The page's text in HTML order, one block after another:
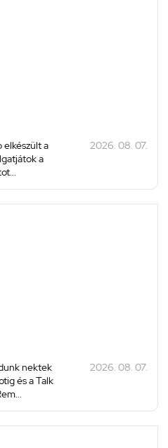
elkészült a
a
2026. 08. 07.
nektek
és a Talk
2026. 08. 07.